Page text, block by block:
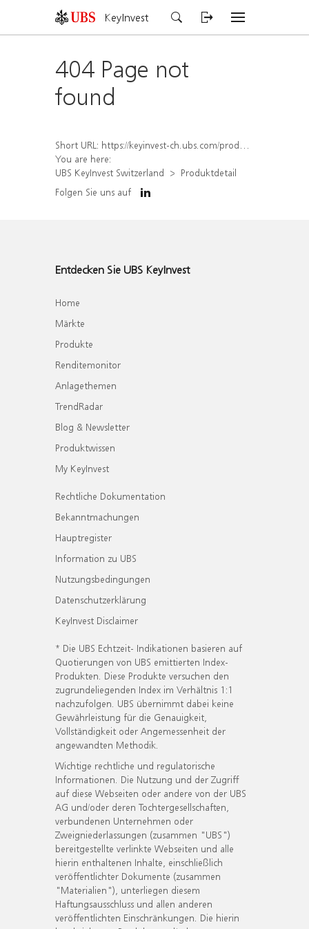
KeyInvest
404 Page not
found
Short URL: https://keyinvest-ch.ubs.com/produkt/detail/index/isin/CH1558305640
You are here:
UBS KeyInvest Switzerland
Produktdetail
Folgen Sie uns auf
Entdecken Sie UBS KeyInvest
Home
Märkte
Produkte
Renditemonitor
Anlagethemen
TrendRadar
Blog & Newsletter
Produktwissen
My KeyInvest
Rechtliche Dokumentation
Bekanntmachungen
Hauptregister
Information zu UBS
Nutzungsbedingungen
Datenschutzerklärung
KeyInvest Disclaimer
* Die UBS Echtzeit- Indikationen basieren auf
Quotierungen von UBS emittierten Index-
Produkten. Diese Produkte versuchen den
zugrundeliegenden Index im Verhältnis 1:1
nachzufolgen. UBS übernimmt dabei keine
Gewährleistung für die Genauigkeit,
Vollständigkeit oder Angemessenheit der
angewandten Methodik.
Wichtige rechtliche und regulatorische
Informationen. Die Nutzung und der Zugriff
auf diese Webseiten oder andere von der UBS
AG und/oder deren Tochtergesellschaften,
verbundenen Unternehmen oder
Zweigniederlassungen (zusammen "UBS")
bereitgestellte verlinkte Webseiten und alle
hierin enthaltenen Inhalte, einschließlich
veröffentlichter Dokumente (zusammen
"Materialien"), unterliegen diesem
Haftungsausschluss und allen anderen
veröffentlichten Einschränkungen. Die hierin